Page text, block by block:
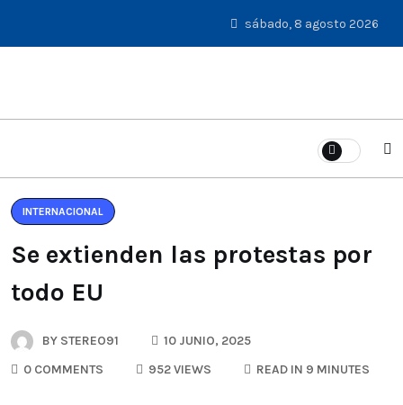
sábado, 8 agosto 2026
INTERNACIONAL
Se extienden las protestas por
todo EU
BY STEREO91
10 JUNIO, 2025
0 COMMENTS
952 VIEWS READ IN 9 MINUTES